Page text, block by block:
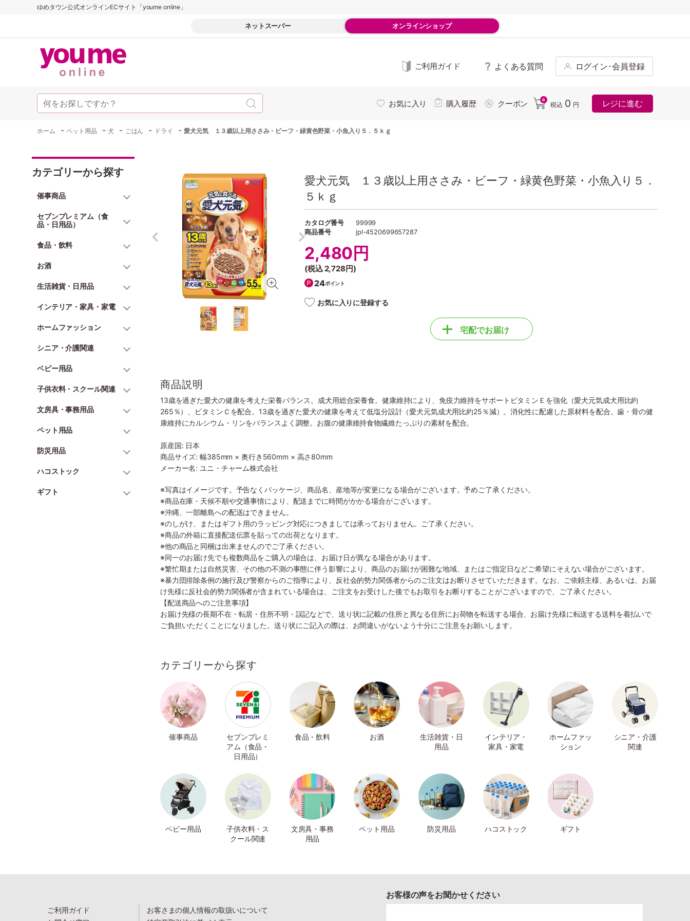
ゆめタウン公式オンラインECサイト「youme online」
ネットスーパー オンラインショップ
ご利用ガイド よくある質問 ログイン･会員登録
お気に入り 購入履歴 クーポン 0
税込 0 円 レジに進む
ホーム -ペット用品 -犬 - ごはん - ドライ -愛犬元気 １３歳以上用ささみ・ビーフ・緑黄色野菜・小魚入り５．５ｋｇ
カテゴリーから探す
催事商品
セブンプレミアム（食
品・日用品）
食品・飲料
お酒
生活雑貨・日用品
インテリア・家具・家電
ホームファッション
シニア・介護関連
ベビー用品
子供衣料・スクール関連
文房具・事務用品
ペット用品
防災用品
ハコストック
ギフト
愛犬元気 １３歳以上用ささみ・ビーフ・緑黄色野菜・小魚入り５．
５ｋｇ
カタログ番号
99999
商品番号
jpl-4520699657287
2,480円
(税込2,728円)
24ポイント
お気に入りに登録する
宅配でお届け
商品説明
13歳を過ぎた愛犬の健康を考えた栄養バランス。成犬用総合栄養食。健康維持により、免疫力維持をサポートビタミンＥを強化（愛犬元気成犬用比約
265％）、ビタミンＣを配合。13歳を過ぎた愛犬の健康を考えて低塩分設計（愛犬元気成犬用比約25％減）。消化性に配慮した原材料を配合。歯・骨の健
康維持にカルシウム・リンをバランスよく調整。お腹の健康維持食物繊維たっぷりの素材を配合。
原産国: 日本
商品サイズ: 幅385mm × 奥行き560mm × 高さ80mm
メーカー名: ユニ・チャーム株式会社
※写真はイメージです。予告なくパッケージ、商品名、産地等が変更になる場合がございます。予めご了承ください。
※商品在庫・天候不順や交通事情により、配送までに時間がかかる場合がございます。
※沖縄、一部離島への配送はできません。
※のしがけ、またはギフト用のラッピング対応につきましては承っておりません。ご了承ください。
※商品の外箱に直接配送伝票を貼っての出荷となります。
※他の商品と同梱は出来ませんのでご了承ください。
※同一のお届け先でも複数商品をご購入の場合は、お届け日が異なる場合があります。
※繁忙期または自然災害、その他の不測の事態に伴う影響により、商品のお届けが困難な地域、またはご指定日などご希望にそえない場合がございます。
※暴力団排除条例の施行及び警察からのご指導により、反社会的勢力関係者からのご注文はお断りさせていただきます。なお、ご依頼主様、あるいは、お届
け先様に反社会的勢力関係者が含まれている場合は、ご注文をお受けした後でもお取引をお断りすることがございますので、ご了承ください。
【配送商品へのご注意事項】
お届け先様の長期不在・転居・住所不明・誤記などで、送り状に記載の住所と異なる住所にお荷物を転送する場合、お届け先様に転送する送料を着払いで
ご負担いただくことになりました。送り状にご記入の際は、お間違いがないよう十分にご注意をお願いします。
カテゴリーから探す
催事商品
セブンプレミ
アム（食品・
日用品）
食品・飲料 お酒
生活雑貨・日
用品
インテリア・
家具・家電
ホームファッ
ション
シニア・介護
関連
ベビー用品
子供衣料・ス
クール関連
文房具・事務
用品
ペット用品 防災用品 ハコストック ギフト
ご利用ガイド
お客さまの個人情報の取扱いについて
お客様の声をお聞かせください